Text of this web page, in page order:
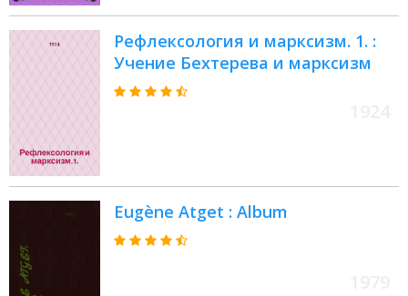
Рефлексология и марксизм. 1. :
Учение Бехтерева и марксизм
Eugène Atget : Album